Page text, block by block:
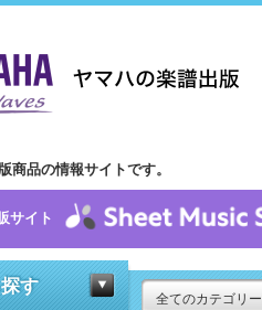
商品の情報サイトです。
サイト
す
全てのカテゴリー